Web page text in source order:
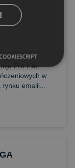
Pro Lite
w
emalii...